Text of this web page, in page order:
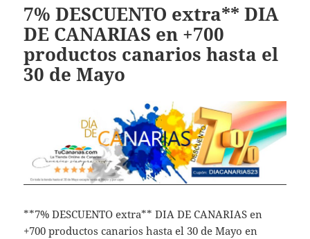
7% DESCUENTO extra** DIA
DE CANARIAS en +700
productos canarios hasta el
30 de Mayo
**7% DESCUENTO extra** DIA DE CANARIAS en
+700 productos canarios hasta el 30 de Mayo en